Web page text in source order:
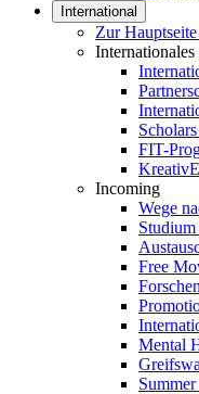
International
Zur
FIT-
Incoming
Wege
Free
Mental